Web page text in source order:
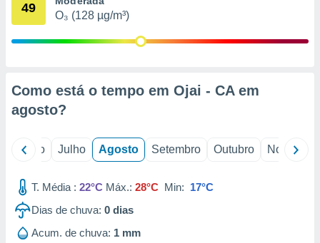
de
1199
49
O₃ (128 µg/m³)
Como está o tempo em Ojai - CA em
agosto?
Junho Julho Agosto Setembro Outubro Novembro
T. Média : 22°C Máx.: 28°C Min: 17°C
Dias de chuva: 0 dias
Acum. de chuva: 1 mm